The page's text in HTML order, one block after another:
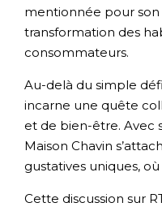
mentionnée pour son
transformation des
consommateurs.
Au-delà du simple
incarne une quête
et de bien-être. Avec
Maison Chavin
gustatives uniques,
Cette discussion sur